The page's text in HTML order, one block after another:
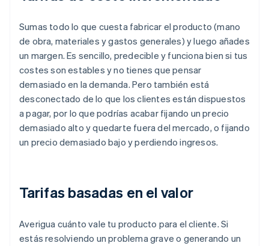
Sumas todo lo que cuesta fabricar el producto (mano
de obra, materiales y gastos generales) y luego añades
un margen. Es sencillo, predecible y funciona bien si tus
costes son estables y no tienes que pensar
demasiado en la demanda. Pero también está
desconectado de lo que los clientes están dispuestos
a pagar, por lo que podrías acabar fijando un precio
demasiado alto y quedarte fuera del mercado, o fijando
un precio demasiado bajo y perdiendo ingresos.
Tarifas basadas en el valor
Averigua cuánto vale tu producto para el cliente. Si
estás resolviendo un problema grave o generando un